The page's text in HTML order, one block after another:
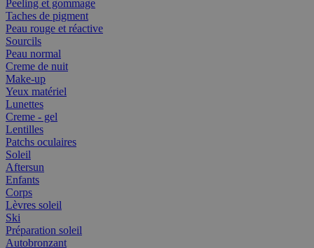
Peeling et gommage
Taches de pigment
Peau rouge et réactive
Sourcils
Peau normal
Creme de nuit
Make-up
Yeux matériel
Lunettes
Creme - gel
Lentilles
Patchs oculaires
Soleil
Aftersun
Enfants
Corps
Lèvres soleil
Ski
Préparation soleil
Autobronzant